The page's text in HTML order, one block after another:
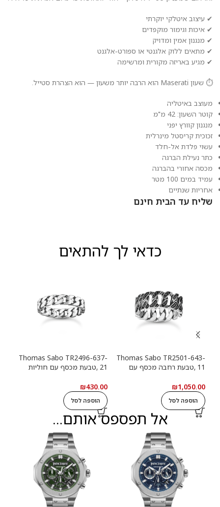
✔ עיצוב איטלקי יוקרתי
✔ איכות וגימור מוקפדים
✔ מנגנון אמין ומדויק
✔ מתאים ללוק אלגנטי או ספורט-אלגנט
✔ מגיע באריזה מקורית ומרשימה
⏱️ שעון Maserati הוא הרבה יותר משעון — הוא הצהרת סטייל.
מעוצב באיטליה
קוטר השעון: 42 מ"מ
מנגנון קוורץ יפני
זכוכית קריסטל מינרלית
עשוי פלדת אל-חלד
כתר נעילת הברגה
מכסה אחורי בהברגה
עמיד במים 100 מטר
אחריות שנתיים
שליח עד הבית חינם
כדאי לך להתאים
Thomas Sabo TR2501-643-
11 ,טבעת רחבה מכסף עם
₪1,050.00
הוספה לסל
Thomas Sabo TR2496-637-
21 ,טבעת מכסף עם חוליות
₪430.00
הוספה לסל
אל תפספס אותם...